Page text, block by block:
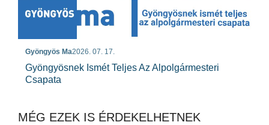
Gyöngyös Ma2026. 07. 17.
Gyöngyösnek Ismét Teljes Az Alpolgármesteri
Csapata
MÉG EZEK IS ÉRDEKELHETNEK